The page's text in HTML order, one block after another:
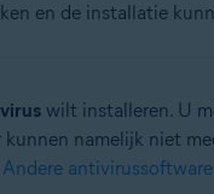
en de installatie
wilt installeren. U
namelijk niet
Andere